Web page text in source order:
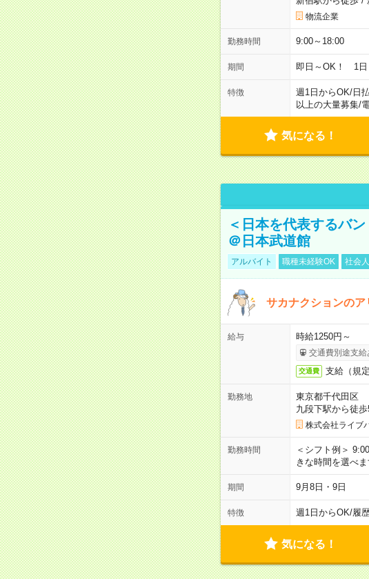
物流企業
勤務時間 9:00～18:00
期間 即日～OK！ 1日
特徴 週1日からOK/日
以上の大量募集/
気になる！
＜日本を代表するバ
＠日本武道館
アルバイト 職種未経験OK 社会
サカナクションのア
給与 時給1250円～
交通費別途支給
交通費 支給（規定
勤務地
東京都千代田区
九段下駅から徒
株式会社ライブ
勤務時間
＜シフト例＞
きな時間を選べ
期間 9月8日・9日
特徴 週1日からOK/履
気になる！